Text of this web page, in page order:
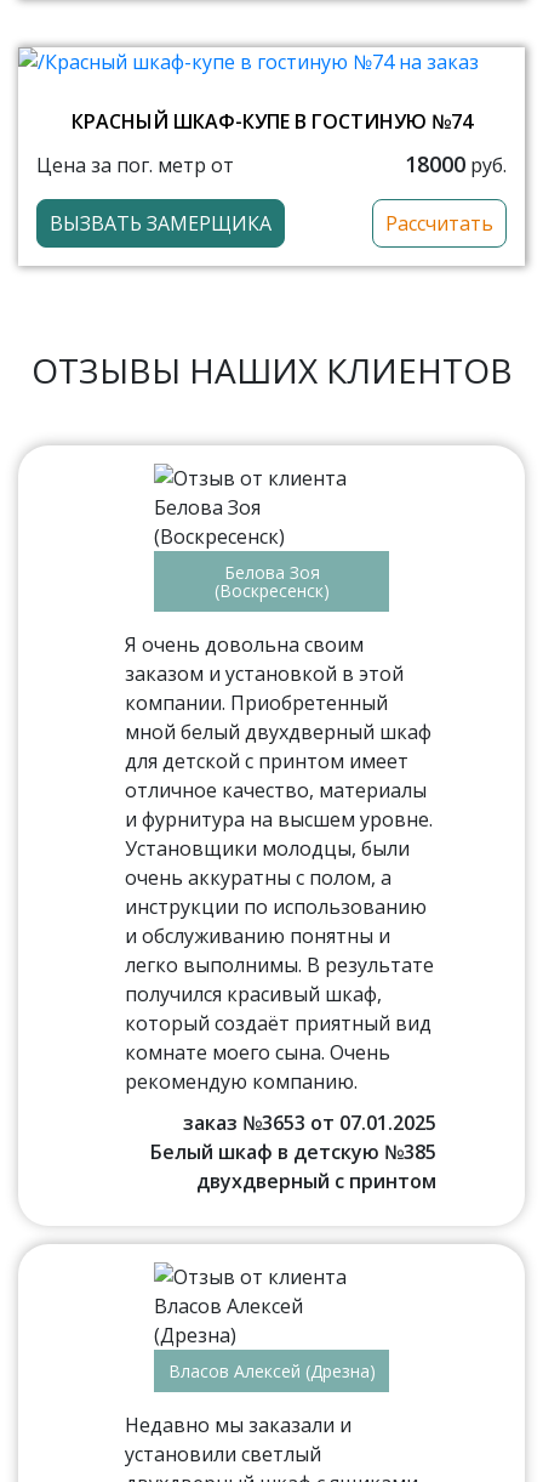
КРАСНЫЙ ШКАФ-КУПЕ В ГОСТИНУЮ №74
Цена за пог. метр от
18000 руб.
ВЫЗВАТЬ ЗАМЕРЩИКА Рассчитать
ОТЗЫВЫ НАШИХ КЛИЕНТОВ
Белова Зоя
(Воскресенск)
Я очень довольна своим
заказом и установкой в этой
компании. Приобретенный
мной белый двухдверный шкаф
для детской с принтом имеет
отличное качество, материалы
и фурнитура на высшем уровне.
Установщики молодцы, были
очень аккуратны с полом, а
инструкции по использованию
и обслуживанию понятны и
легко выполнимы. В результате
получился красивый шкаф,
который создаёт приятный вид
комнате моего сына. Очень
рекомендую компанию.
заказ №3653 от 07.01.2025
Белый шкаф в детскую №385
двухдверный с принтом
Власов Алексей (Дрезна)
Недавно мы заказали и
установили светлый